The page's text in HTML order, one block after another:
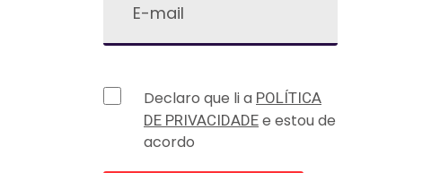
Declaro que li a POLÍTICA
DE PRIVACIDADE e estou de
acordo